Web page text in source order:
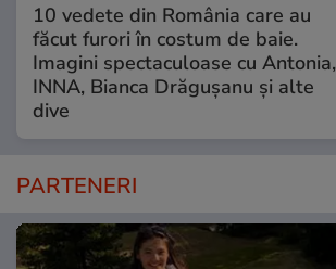
10 vedete din România care au
făcut furori în costum de baie.
Imagini spectaculoase cu Antonia,
INNA, Bianca Drăgușanu și alte
dive
PARTENERI